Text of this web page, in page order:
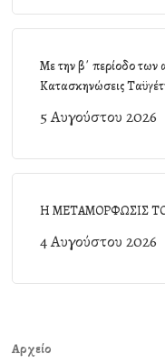
Με την β΄ περίοδο των
Κατασκηνώσεις
5 Αυγούστου 2026
Η ΜΕΤΑΜΟΡΦΩΣΙΣ
4 Αυγούστου 2026
Αρχείο